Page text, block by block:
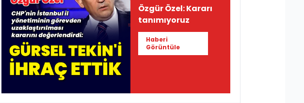
Özgür Özel: Kararı
tanımıyoruz
Haberi
Görüntüle